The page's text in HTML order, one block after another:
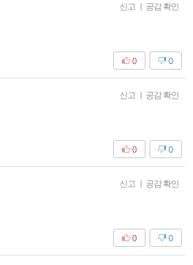
신고 | 공감 확인
0
0
신고 | 공감 확인
0
0
신고 | 공감 확인
0
0